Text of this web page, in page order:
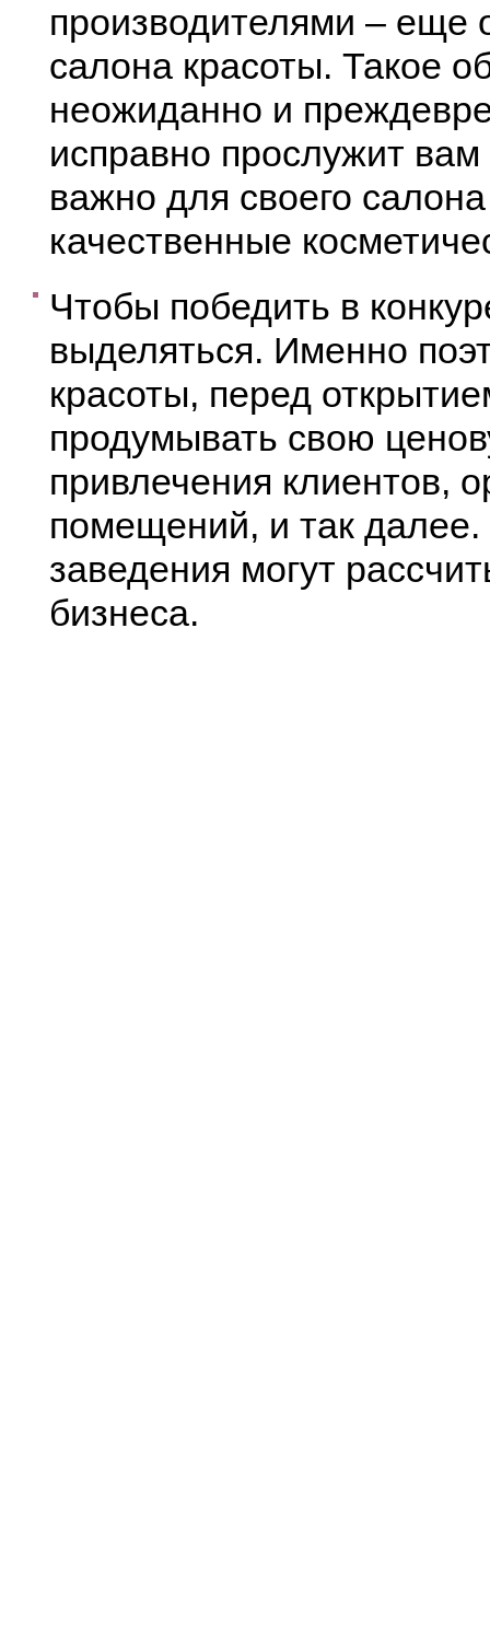
производителями – еще
салона красоты. Такое
неожиданно и
исправно прослужит вам
важно для своего
качественные
Чтобы победить в
выделяться. Именно
красоты, перед
продумывать свою
привлечения клиентов,
помещений, и так
заведения могут
бизнеса.